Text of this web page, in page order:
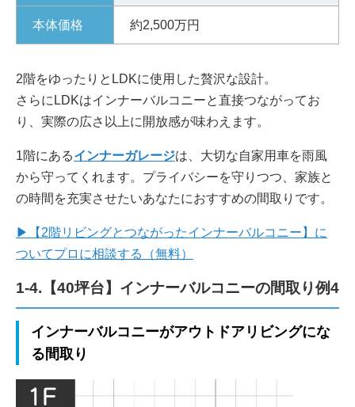
本体価格 約2,500万円
2階をゆったりとLDKに使用した贅沢な設計。
さらにLDKはインナーバルコニーと直接つながってお
り、実際の広さ以上に開放感が味わえます。
1階にあるインナーガレージは、大切な自家用車を雨風
から守ってくれます。プライバシーを守りつつ、家族と
の時間を充実させたいあなたにおすすめの間取りです。
▶【2階リビングとつながったインナーバルコニー】に
ついてプロに相談する（無料）
1-4.【40坪台】インナーバルコニーの間取り例4
インナーバルコニーがアウトドアリビングにな
る間取り